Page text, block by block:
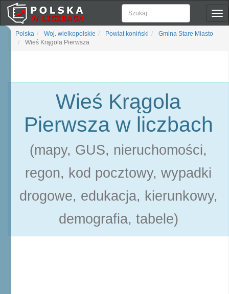
Polska Woj. wielkopolskie Powiat koniński
Gmina Stare Miasto
Wieś Krągola Pierwsza
Wieś Krągola
Pierwsza w liczbach
(mapy, GUS, nieruchomości,
regon, kod pocztowy, wypadki
drogowe, edukacja, kierunkowy,
demografia, tabele)